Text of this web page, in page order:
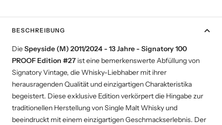
BESCHREIBUNG
DieSpeyside (M) 2011/2024 - 13 Jahre - Signatory 100
PROOF Edition #27 ist eine bemerkenswerte Abfüllung von
Signatory Vintage, die Whisky-Liebhaber mit ihrer
herausragenden Qualität und einzigartigen Charakteristika
begeistert. Diese exklusive Edition verkörpert die Hingabe zur
traditionellen Herstellung von Single Malt Whisky und
beeindruckt mit einem einzigartigen Geschmackserlebnis. Der